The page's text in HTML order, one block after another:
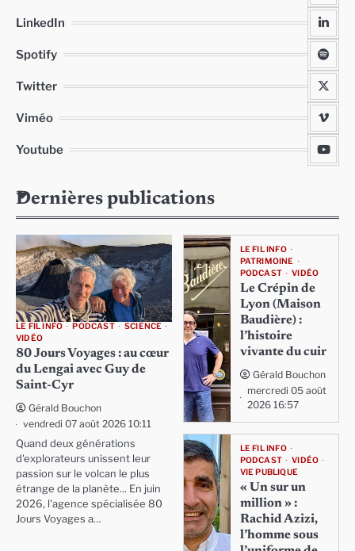
LinkedIn
Spotify
Twitter
Viméo
Youtube
Dernières publications
LE FIL INFO PODCAST
SCIENCE
VIDÉO
80 Jours Voyages : au cœur
du Lengai avec Guy de
Saint-Cyr
Gérald Bouchon
vendredi 07 août 2026 10:11
Quand deux générations
d'explorateurs unissent leur
passion sur le volcan le plus
étrange de la planète... En juin
2026, l'agence spécialisée 80
Jours Voyages a…
LE FIL INFO
PATRIMOINE
PODCAST
VIDÉO
Le Crépin de
Lyon (Maison
Baudière) :
l’histoire
vivante du cuir
Gérald Bouchon
mercredi 05 août
2026 16:57
LE FIL INFO
PODCAST
VIDÉO
VIE PUBLIQUE
« Un sur un
million » :
Rachid Azizi,
l’homme sous